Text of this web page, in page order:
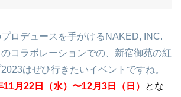
ロデュースを手がけるNAKED, INC.
のコラボレーションでの、新宿御苑の紅
はぜひ行きたいイベントですね。
月22日（水）〜12月3日（日）
とな